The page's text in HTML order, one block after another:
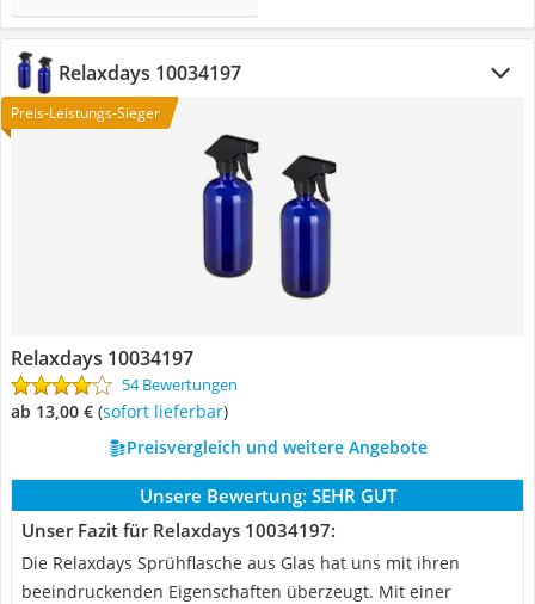
Relaxdays 10034197
Preis-Leistungs-Sieger
Relaxdays 10034197
54 Bewertungen
ab 13,00 € ( Sofort lieferbar)
Preisvergleich und weitere Angebote
Unsere Bewertung: SEHR GUT
Unser Fazit für Relaxdays 10034197:
Die Relaxdays Sprühflasche aus Glas hat uns mit ihren
beeindruckenden Eigenschaften überzeugt. Mit einer